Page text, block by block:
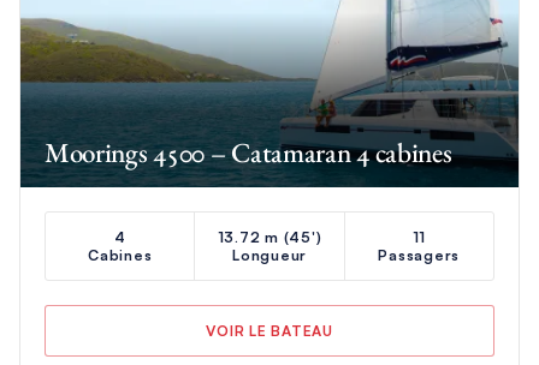
Moorings 4500 – Catamaran 4 cabines
4
Cabines
13.72 m (45')
Longueur
11
Passagers
VOIR LE BATEAU